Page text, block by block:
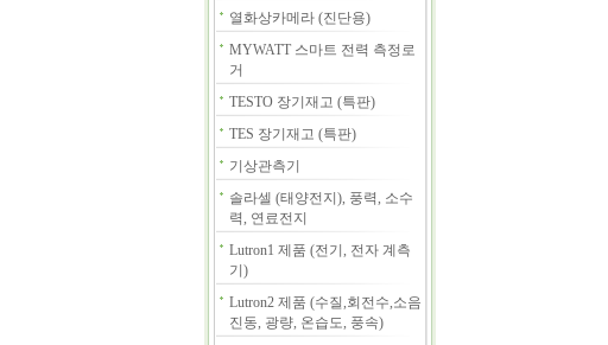
열화상카메라 (진단용)
MYWATT 스마트 전력 측정로
거
TESTO 장기재고 (특판)
TES 장기재고 (특판)
기상관측기
솔라셀 (태양전지), 풍력, 소수
력, 연료전지
Lutron1 제품 (전기, 전자 계측
기)
Lutron2 제품 (수질,회전수,소음
진동, 광량, 온습도, 풍속)